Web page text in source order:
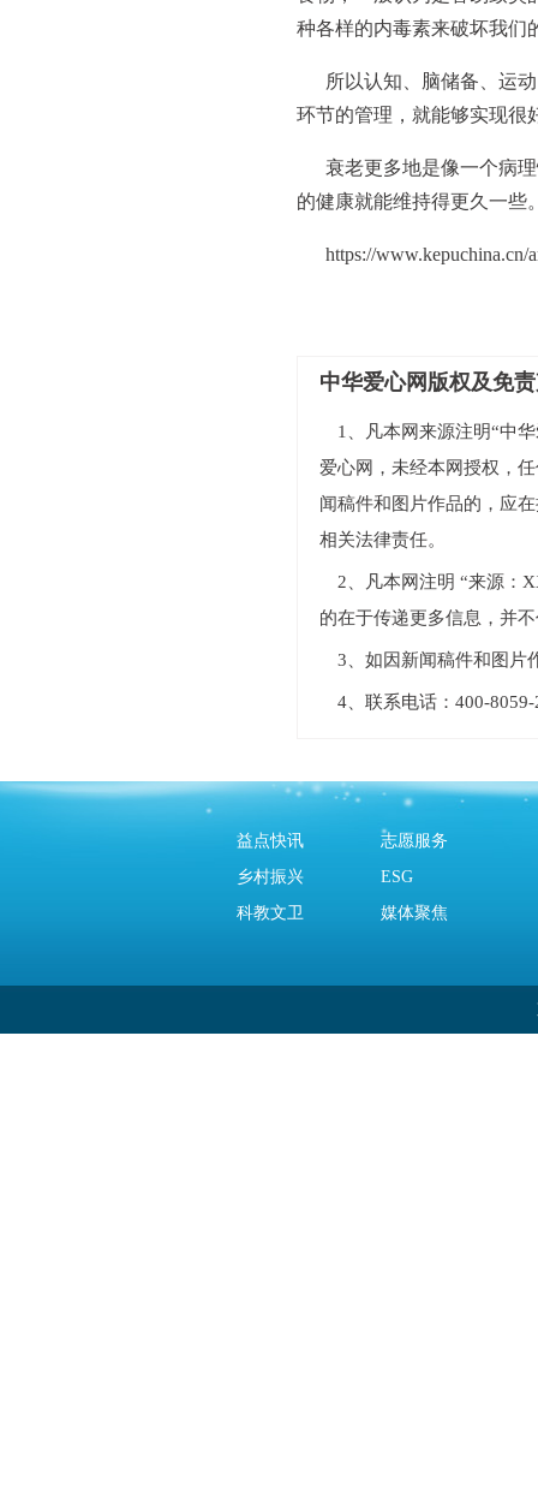
种各样的内毒素来破坏我们
所以认知、脑储备、运
环节的管理，就能够实现很
衰老更多地是像一个病
的健康就能维持得更久一些
https://www.kepuchina.cn/
中华爱心网版权及免
1、凡本网来源注明“中
爱心网，未经本网授权，
闻稿件和图片作品的，应
相关法律责任。
2、凡本网注明 “来源：
的在于传递更多信息，并
3、如因新闻稿件和图片
4、联系电话：400-
益点快讯
志愿服务
乡村振兴
ESG
科教文卫
媒体聚焦